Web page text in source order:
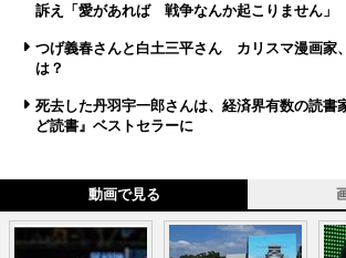
訴え「愛があれば 戦争なんか起こりません」
つげ義春さんと白土三平さん カリスマ漫画家
は？
死去した丹羽宇一郎さんは、経済界有数の読
ど読書』ベストセラーに
動画で見る